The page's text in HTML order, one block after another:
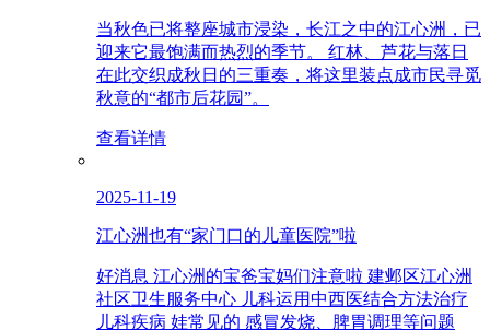
当秋色已将整座城市浸染，长江之中的江心洲，已
迎来它最饱满而热烈的季节。 红林、芦花与落日
在此交织成秋日的三重奏，将这里装点成市民寻觅
秋意的“都市后花园”。
查看详情
2025-11-19
江心洲也有“家门口的儿童医院”啦
好消息 江心洲的宝爸宝妈们注意啦 建邺区江心洲
社区卫生服务中心 儿科运用中西医结合方法治疗
儿科疾病 娃常见的 感冒发烧、脾胃调理等问题